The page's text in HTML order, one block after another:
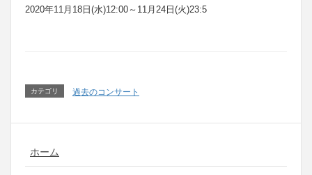
2020年11月18日(水)12:00～11月24日(火)23:5
カテゴリ 過去のコンサート
ホーム